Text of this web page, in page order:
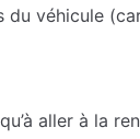
véhicule
aller à la